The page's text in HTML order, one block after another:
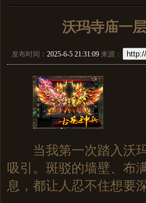
沃玛寺庙一
发布时间：2025-6-5 21:31:09 来源：
当我第一次踏入沃玛
吸引。斑驳的墙壁、布
息，都让人忍不住想要